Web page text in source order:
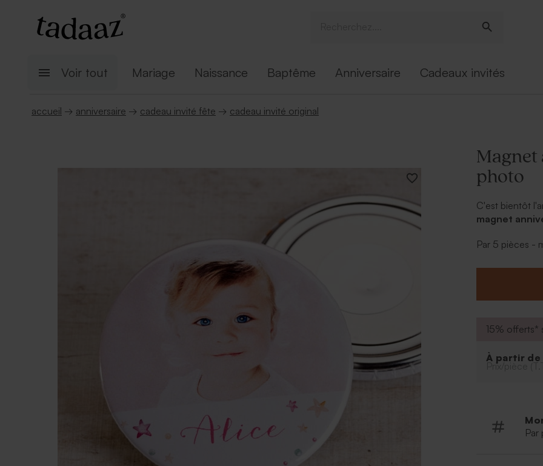
Voir tout Mariage Naissance Baptême Anniversaire Cadeaux invités
accueil → anniversaire → cadeau invité fête → cadeau invité original
Magnet
photo
C'est bientôt
magnet
magnet
Par 5 pièces -
15%
À partir de
Prix/pièce
Par